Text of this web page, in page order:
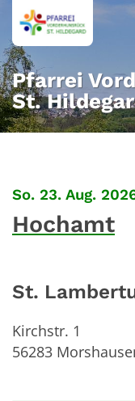
Zum Inhalt
Pfarrei
St.
So. 23. Aug.
Hochamt
St.
Kirchstr. 1
56283